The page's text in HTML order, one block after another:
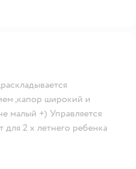
,капор широкий и
малый +) Управляется
для 2 х летнего ребенка